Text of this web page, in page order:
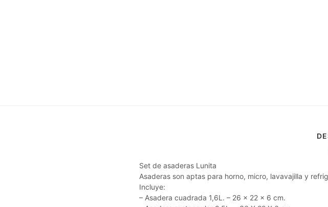
Set de asaderas Lunita
Asaderas son aptas para horno, micro, lavavajilla y
Incluye:
– Asadera cuadrada 1,6L. – 26 x 22 x 6 cm.